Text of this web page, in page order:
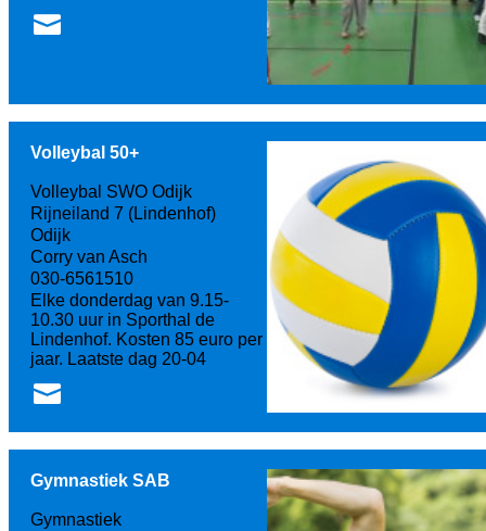
Volleybal 50+
Volleybal SWO Odijk
Rijneiland 7 (Lindenhof)
Odijk
Corry van Asch
030-6561510
Elke donderdag van 9.15-
10.30 uur in Sporthal de
Lindenhof. Kosten 85 euro per
jaar. Laatste dag 20-04
Gymnastiek SAB
Gymnastiek